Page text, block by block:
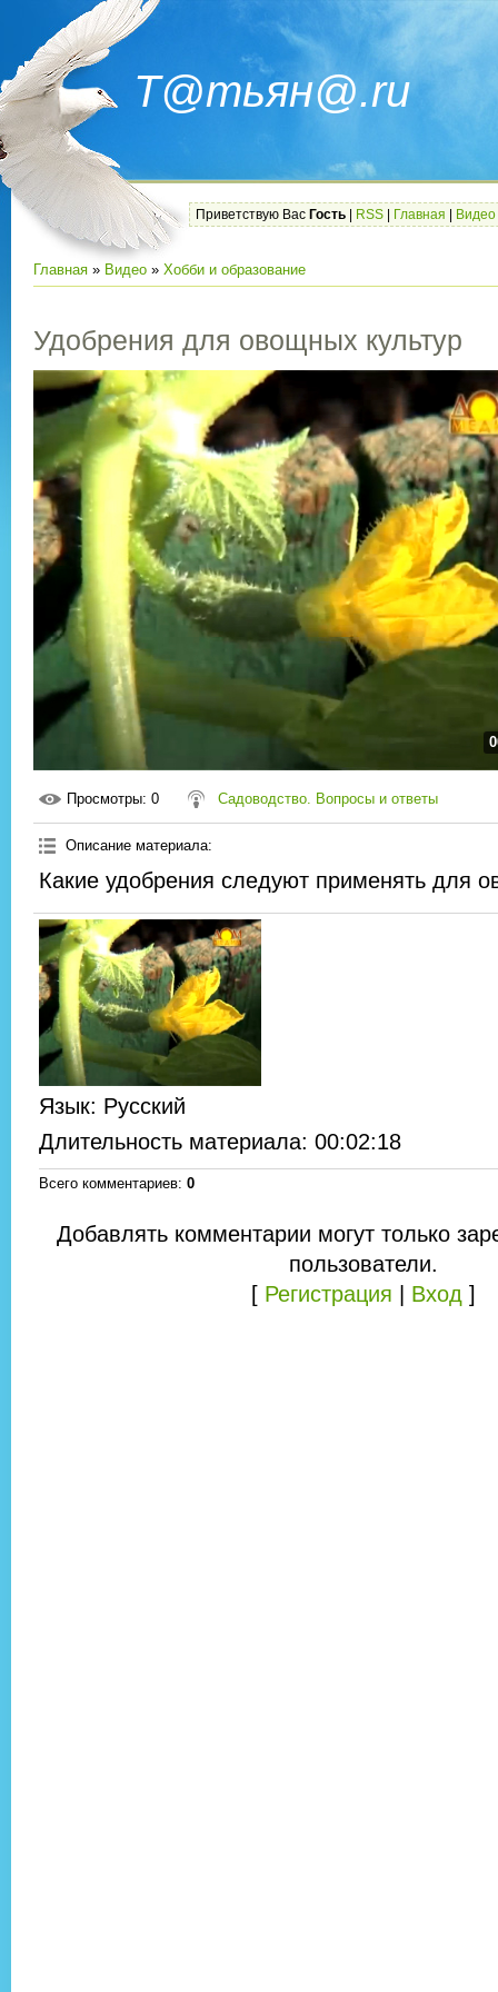
Т@тьян@.ru
Приветствую Вас Гость RSS Главная Видео
Главная » Видео » Хобби и образование
Удобрения для овощных культур
Просмотры: 0 Садоводство. Вопросы и ответы
Описание материала:
Какие удобрения следуют применять для
Язык: Русский
Длительность материала: 00:02:18
Всего комментариев: 0
Добавлять комментарии могут только
пользователи.
[ Регистрация Вход ]